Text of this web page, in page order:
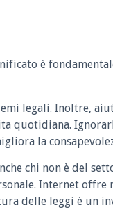
è
legali. Inoltre,
quotidiana.
la
chi non è del
Internet offre
delle leggi è un